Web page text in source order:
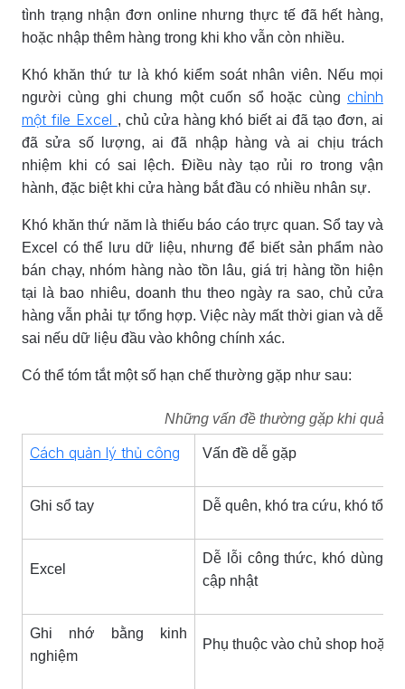
tình trạng nhận đơn online nhưng thực tế đã hết hàng,
hoặc nhập thêm hàng trong khi kho vẫn còn nhiều.
Khó khăn thứ tư là khó kiểm soát nhân viên. Nếu mọi
người cùng ghi chung một cuốn sổ hoặc cùng chỉnh
một file Excel , chủ cửa hàng khó biết ai đã tạo đơn, ai
đã sửa số lượng, ai đã nhập hàng và ai chịu trách
nhiệm khi có sai lệch. Điều này tạo rủi ro trong vận
hành, đặc biệt khi cửa hàng bắt đầu có nhiều nhân sự.
Khó khăn thứ năm là thiếu báo cáo trực quan. Sổ tay và
Excel có thể lưu dữ liệu, nhưng để biết sản phẩm nào
bán chạy, nhóm hàng nào tồn lâu, giá trị hàng tồn hiện
tại là bao nhiêu, doanh thu theo ngày ra sao, chủ cửa
hàng vẫn phải tự tổng hợp. Việc này mất thời gian và dễ
sai nếu dữ liệu đầu vào không chính xác.
Có thể tóm tắt một số hạn chế thường gặp như sau:
Những vấn đề thường gặp khi quản
Cách quản lý thủ công Vấn đề dễ gặp
Ghi sổ tay Dễ quên, khó tra cứu, khó tổng
Excel
Dễ lỗi công thức, khó dùng
cập nhật
Ghi nhớ bằng kinh
nghiệm
Phụ thuộc vào chủ shop hoặc